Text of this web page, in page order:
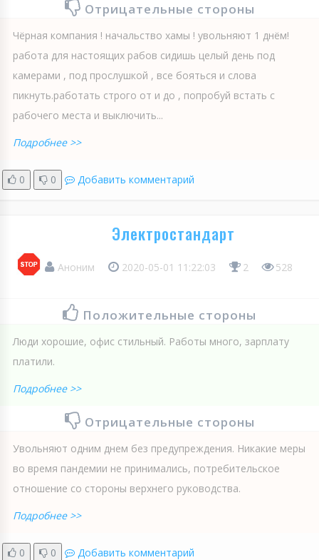
Отрицательные стороны
Чёрная компания ! начальство хамы ! увольняют 1 днём!
работа для настоящих рабов сидишь целый день под
камерами , под прослушкой , все бояться и слова
пикнуть.работать строго от и до , попробуй встать с
рабочего места и выключить...
Подробнее >>
0 0 Добавить комментарий
Электростандарт
Аноним 2020-05-01 11:22:03 2 528
Положительные стороны
Люди хорошие, офис стильный. Работы много, зарплату
платили.
Подробнее >>
Отрицательные стороны
Увольняют одним днем без предупреждения. Никакие меры
во время пандемии не принимались, потребительское
отношение со стороны верхнего руководства.
Подробнее >>
0 0 Добавить комментарий